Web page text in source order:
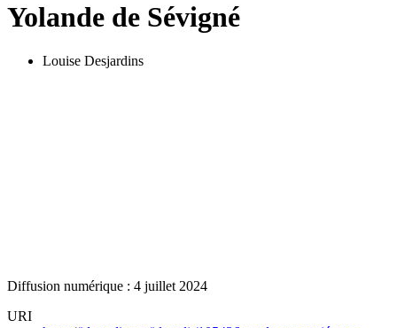
Yolande de Sévigné
Louise Desjardins
Diffusion numérique : 4 juillet 2024
URI